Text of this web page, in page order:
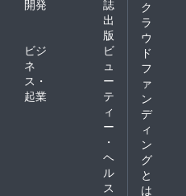
開発
誌
出
版
ビジ
ネ
ス・
起業
ビ
ュ
ー
テ
ィ
ー
・
ヘ
ル
ス
ク
ラ
ウ
ド
フ
ァ
ン
デ
ィ
ン
グ
と
は